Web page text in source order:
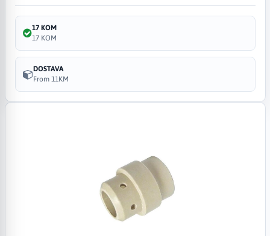
17 KOM
17 KOM
DOSTAVA
From 11KM